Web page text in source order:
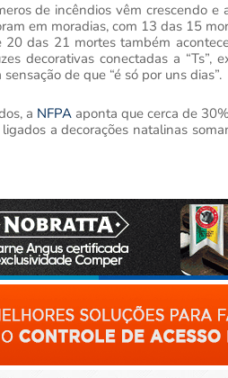
de incêndios vêm crescendo
em moradias, com 13 das 15
20 das 21 mortes também
decorativas conectadas a
de que “é só por uns dias”.
a NFPA aponta que cerca de
a decorações natalinas